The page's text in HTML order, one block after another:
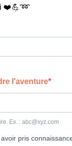
❤️ 💪 ➿
l'aventure
Ex. : abc@xyz.com
pris